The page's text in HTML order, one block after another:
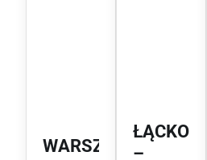
WARSZAWA
ŁĄCKO
–